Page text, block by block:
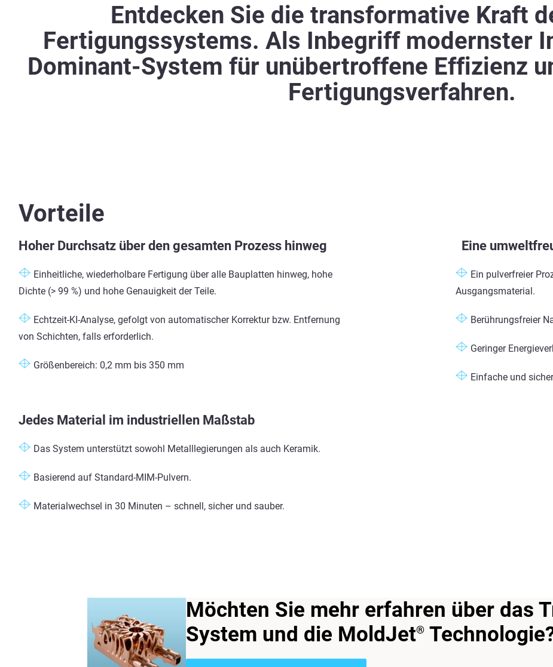
Entdecken Sie die transformative Kraft
Fertigungssystems. Als Inbegriff modernster
Dominant-System für unübertroffene Effizienz
Fertigungsverfahren.
Vorteile
Hoher Durchsatz über den gesamten Prozess hinweg
Einheitliche, wiederholbare Fertigung über alle Bauplatten hinweg, hohe
Dichte (> 99 %) und hohe Genauigkeit der Teile.
Echtzeit-KI-Analyse, gefolgt von automatischer Korrektur bzw. Entfernung
von Schichten, falls erforderlich.
Größenbereich: 0,2 mm bis 350 mm
Jedes Material im industriellen Maßstab
Das System unterstützt sowohl Metalllegierungen als auch Keramik.
Basierend auf Standard-MIM-Pulvern.
Materialwechsel in 30 Minuten – schnell, sicher und sauber.
Eine
Ein pulverfreier
Ausgangsmaterial.
Berührungsfreier
Geringer
Einfache und
Möchten Sie mehr erfahren über das
System und die MoldJet®